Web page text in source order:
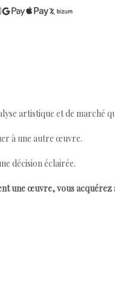
artistique et de marché
à une autre œuvre.
décision éclairée.
une œuvre, vous acquérez